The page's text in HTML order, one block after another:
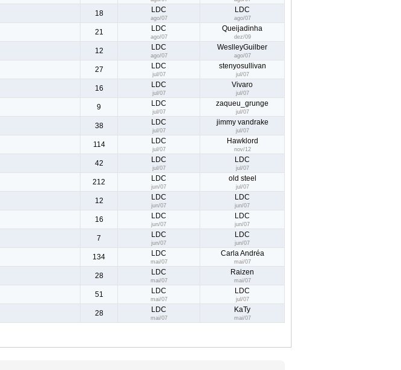
18 LDC
ago/07
LDC
ago/07
21 LDC
ago/07
Queijadinha
dez/09
12 LDC
ago/07
WeslleyGuilber
ago/07
27 LDC
jul/07
stenyosullivan
jul/07
16 LDC
jul/07
Vivaro
jul/07
9 LDC
jul/07
zaqueu_grunge
jul/07
38 LDC
jul/07
jimmy vandrake
jul/07
114 LDC
jul/07
Hawklord
nov/12
42 LDC
jul/07
LDC
jul/07
212 LDC
jun/07
old steel
jul/07
12 LDC
jun/07
LDC
jun/07
16 LDC
jun/07
LDC
jun/07
7 LDC
jun/07
LDC
jun/07
134 LDC
mai/07
Carla Andréa
mai/07
28 LDC
mai/07
Raizen
mai/07
51 LDC
mai/07
LDC
jul/07
28 LDC
mai/07
KaTy
mai/07